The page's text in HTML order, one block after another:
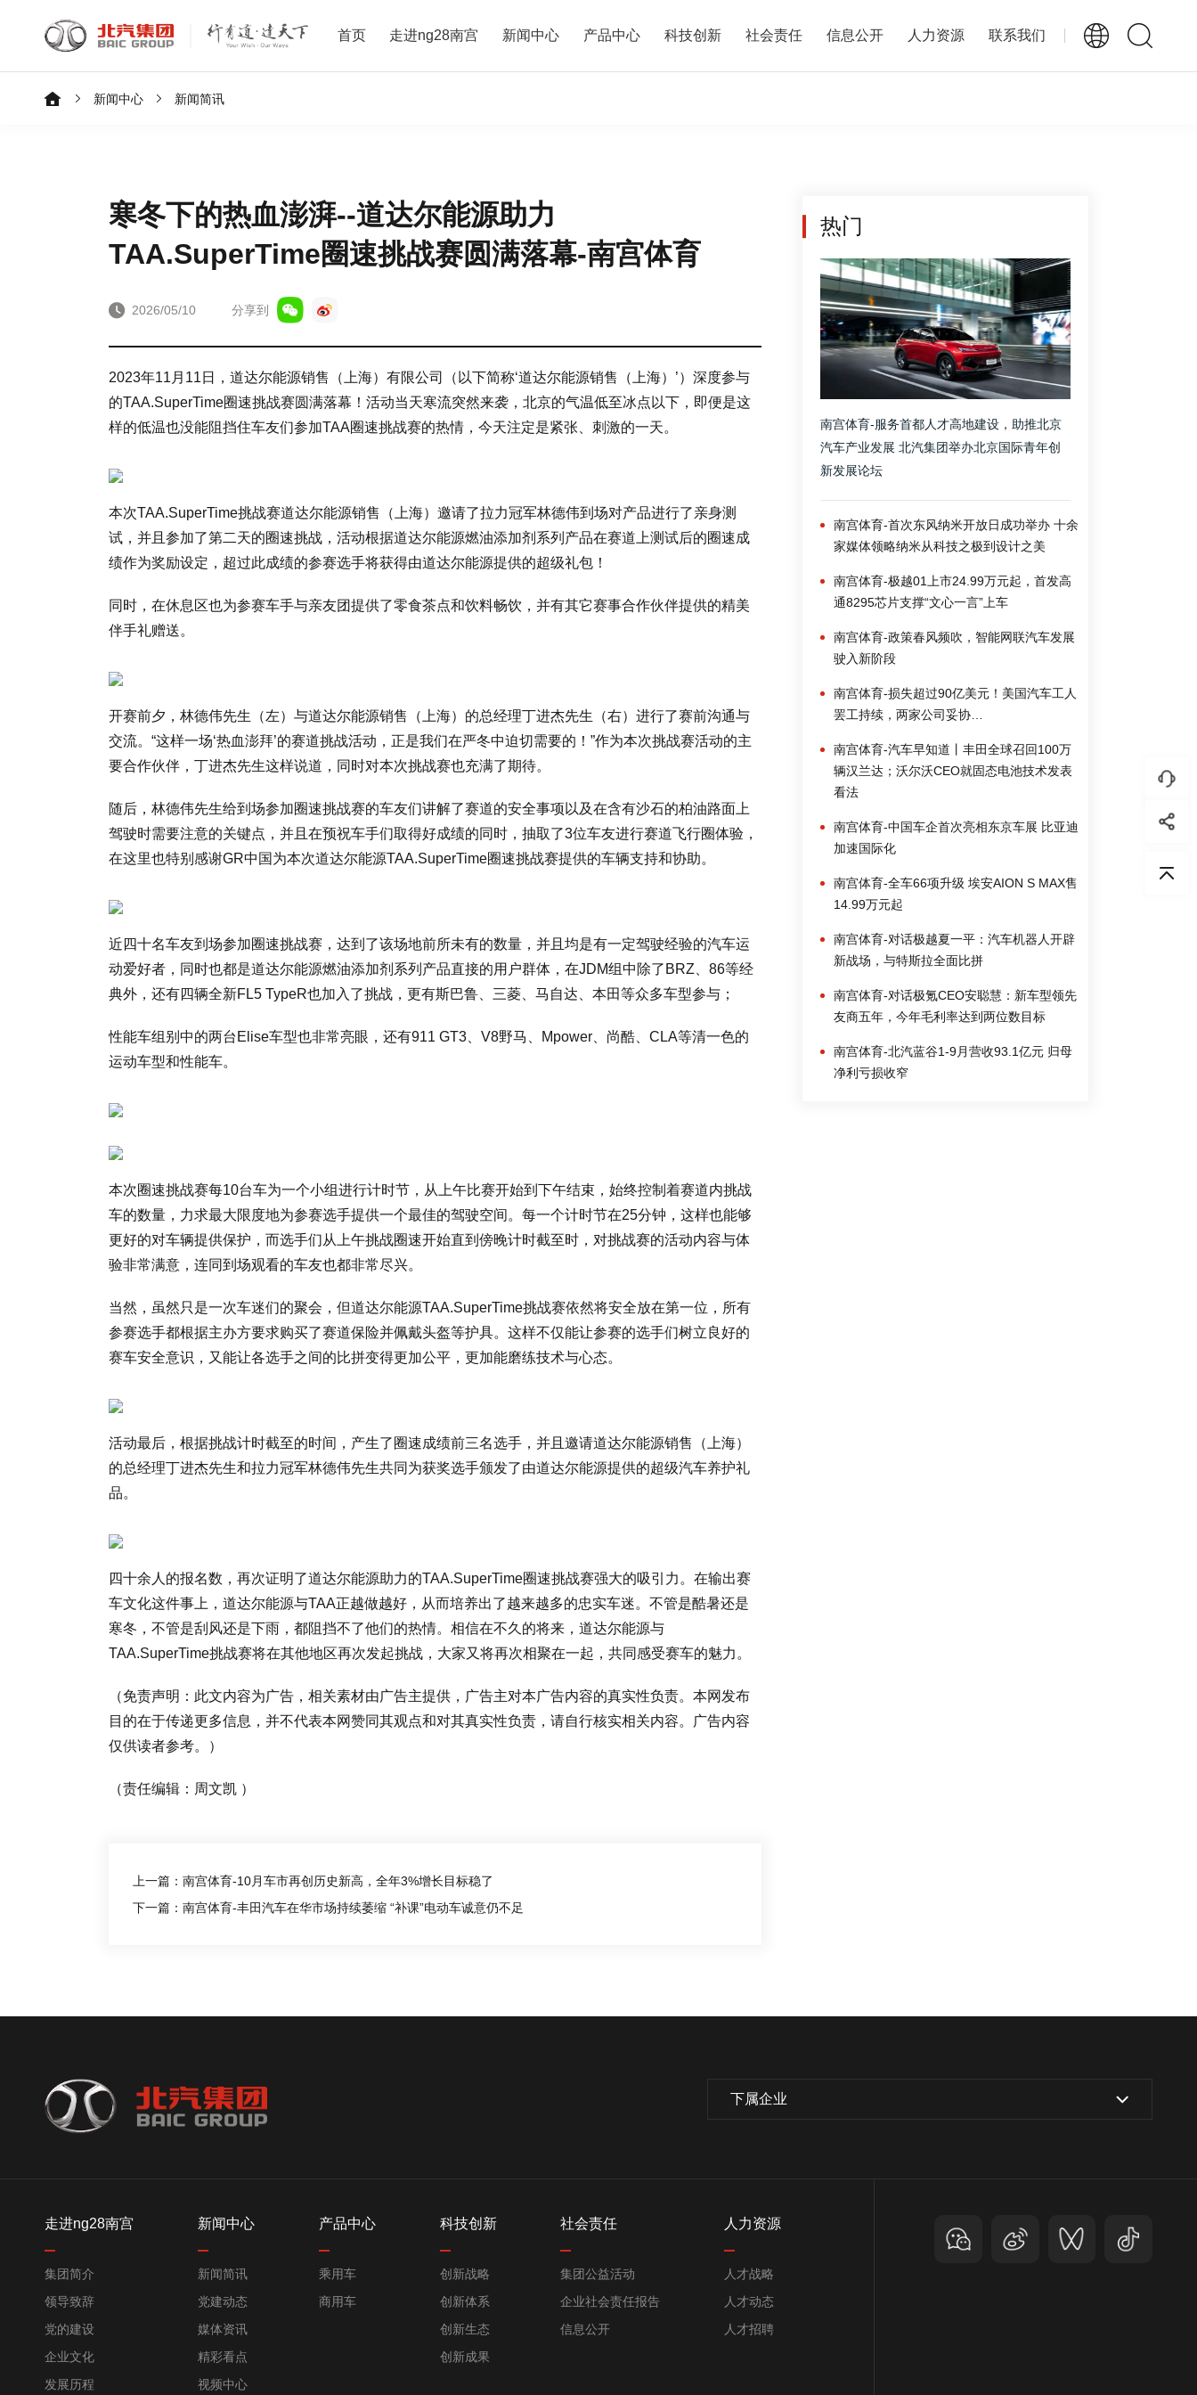
首页 走进ng28南宫 新闻中心 产品中心 科技创新 社会责任 信息公开 人力资源 联系我们
新闻中心 新闻简讯
寒冬下的热血澎湃--道达尔能源助力
TAA.SuperTime圈速挑战赛圆满落幕-南宫体育
2026/05/10 分享到
2023年11月11日，道达尔能源销售（上海）有限公司（以下简称‘道达尔能源销售（上海）’）深度参与
的TAA.SuperTime圈速挑战赛圆满落幕！活动当天寒流突然来袭，北京的气温低至冰点以下，即便是这
样的低温也没能阻挡住车友们参加TAA圈速挑战赛的热情，今天注定是紧张、刺激的一天。
本次TAA.SuperTime挑战赛道达尔能源销售（上海）邀请了拉力冠军林德伟到场对产品进行了亲身测
试，并且参加了第二天的圈速挑战，活动根据道达尔能源燃油添加剂系列产品在赛道上测试后的圈速成
绩作为奖励设定，超过此成绩的参赛选手将获得由道达尔能源提供的超级礼包！
同时，在休息区也为参赛车手与亲友团提供了零食茶点和饮料畅饮，并有其它赛事合作伙伴提供的精美
伴手礼赠送。
开赛前夕，林德伟先生（左）与道达尔能源销售（上海）的总经理丁进杰先生（右）进行了赛前沟通与
交流。“这样一场‘热血澎拜’的赛道挑战活动，正是我们在严冬中迫切需要的！”作为本次挑战赛活动的主
要合作伙伴，丁进杰先生这样说道，同时对本次挑战赛也充满了期待。
随后，林德伟先生给到场参加圈速挑战赛的车友们讲解了赛道的安全事项以及在含有沙石的柏油路面上
驾驶时需要注意的关键点，并且在预祝车手们取得好成绩的同时，抽取了3位车友进行赛道飞行圈体验，
在这里也特别感谢GR中国为本次道达尔能源TAA.SuperTime圈速挑战赛提供的车辆支持和协助。
近四十名车友到场参加圈速挑战赛，达到了该场地前所未有的数量，并且均是有一定驾驶经验的汽车运
动爱好者，同时也都是道达尔能源燃油添加剂系列产品直接的用户群体，在JDM组中除了BRZ、86等经
典外，还有四辆全新FL5 TypeR也加入了挑战，更有斯巴鲁、三菱、马自达、本田等众多车型参与；
性能车组别中的两台Elise车型也非常亮眼，还有911 GT3、V8野马、Mpower、尚酷、CLA等清一色的
运动车型和性能车。
本次圈速挑战赛每10台车为一个小组进行计时节，从上午比赛开始到下午结束，始终控制着赛道内挑战
车的数量，力求最大限度地为参赛选手提供一个最佳的驾驶空间。每一个计时节在25分钟，这样也能够
更好的对车辆提供保护，而选手们从上午挑战圈速开始直到傍晚计时截至时，对挑战赛的活动内容与体
验非常满意，连同到场观看的车友也都非常尽兴。
当然，虽然只是一次车迷们的聚会，但道达尔能源TAA.SuperTime挑战赛依然将安全放在第一位，所有
参赛选手都根据主办方要求购买了赛道保险并佩戴头盔等护具。这样不仅能让参赛的选手们树立良好的
赛车安全意识，又能让各选手之间的比拼变得更加公平，更加能磨练技术与心态。
活动最后，根据挑战计时截至的时间，产生了圈速成绩前三名选手，并且邀请道达尔能源销售（上海）
的总经理丁进杰先生和拉力冠军林德伟先生共同为获奖选手颁发了由道达尔能源提供的超级汽车养护礼
品。
四十余人的报名数，再次证明了道达尔能源助力的TAA.SuperTime圈速挑战赛强大的吸引力。在输出赛
车文化这件事上，道达尔能源与TAA正越做越好，从而培养出了越来越多的忠实车迷。不管是酷暑还是
寒冬，不管是刮风还是下雨，都阻挡不了他们的热情。相信在不久的将来，道达尔能源与
TAA.SuperTime挑战赛将在其他地区再次发起挑战，大家又将再次相聚在一起，共同感受赛车的魅力。
（免责声明：此文内容为广告，相关素材由广告主提供，广告主对本广告内容的真实性负责。本网发布
目的在于传递更多信息，并不代表本网赞同其观点和对其真实性负责，请自行核实相关内容。广告内容
仅供读者参考。）
（责任编辑：周文凯 ）
上一篇：南宫体育-10月车市再创历史新高，全年3%增长目标稳了
下一篇：南宫体育-丰田汽车在华市场持续萎缩 “补课”电动车诚意仍不足
热门
南宫体育-服务首都人才高地建设，助推北京
汽车产业发展 北汽集团举办北京国际青年创
新发展论坛
南宫体育-首次东风纳米开放日成功举办 十余
家媒体领略纳米从科技之极到设计之美
南宫体育-极越01上市24.99万元起，首发高
通8295芯片支撑“文心一言”上车
南宫体育-政策春风频吹，智能网联汽车发展
驶入新阶段
南宫体育-损失超过90亿美元！美国汽车工人
罢工持续，两家公司妥协…
南宫体育-汽车早知道丨丰田全球召回100万
辆汉兰达；沃尔沃CEO就固态电池技术发表
看法
南宫体育-中国车企首次亮相东京车展 比亚迪
加速国际化
南宫体育-全车66项升级 埃安AION S MAX售
14.99万元起
南宫体育-对话极越夏一平：汽车机器人开辟
新战场，与特斯拉全面比拼
南宫体育-对话极氪CEO安聪慧：新车型领先
友商五年，今年毛利率达到两位数目标
南宫体育-北汽蓝谷1-9月营收93.1亿元 归母
净利亏损收窄
下属企业
走进ng28南宫
集团简介
领导致辞
党的建设
企业文化
发展历程
新闻中心
新闻简讯
党建动态
媒体资讯
精彩看点
视频中心
产品中心
乘用车
商用车
科技创新
创新战略
创新体系
创新生态
创新成果
社会责任
集团公益活动
企业社会责任报告
信息公开
人力资源
人才战略
人才动态
人才招聘